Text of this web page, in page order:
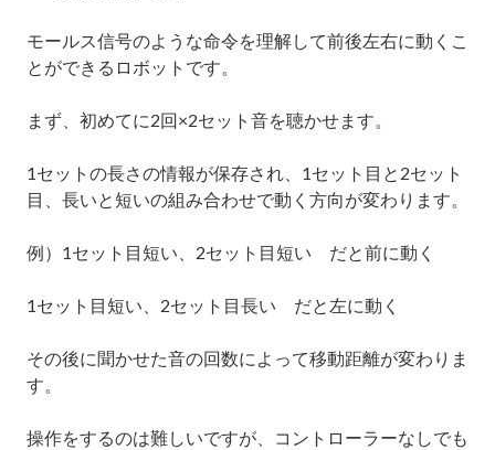
モールス信号のような命令を理解して前後左右に動くこ
とができるロボットです。
まず、初めてに2回×2セット音を聴かせます。
1セットの長さの情報が保存され、 1セット目と 2セット
目、長いと短いの組み合わせで動く方向が変わります。
例） 1セット目短い、 2セット目短い だと前に動く
1セット目短い、 2セット目長い だと左に動く
その後に聞かせた音の回数によって移動距離が変わりま
す。
操作をするのは難しいですが、コントローラーなしでも